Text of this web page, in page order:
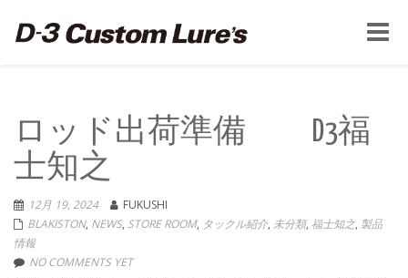
Toggle
ロッド出荷準備 D3福
士知之
12月 19, 2024
FUKUSHI
BLAKISTON, NEWS, STORE ROOM, タックル紹介, 未分類, 福士知之, 製品
情報
NO COMMENTS YET